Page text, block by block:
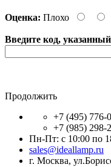
Оценка: Плохо
Введите код,
Продолжить
+7 (495) 776-
+7 (985) 298-
Пн-Пт: с 10:00 по
sales@ideallamp.ru
г. Москва,